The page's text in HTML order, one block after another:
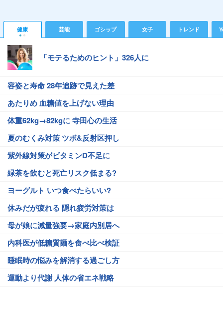
健康 芸能 ゴシップ 女子 トレンド
「モテるためのヒント」326人に
容姿と寿命 28年追跡で見えた差
あたりめ 血糖値を上げない理由
体重62kg→82kgに 寺田心の生活
夏のむくみ対策 ツボ&反射区押し
紫外線対策がビタミンD不足に
緑茶を飲むと死亡リスク低まる?
ヨーグルト いつ食べたらいい?
休みだが疲れる 隠れ疲労対策は
母が娘に減量強要→家庭内別居へ
内科医が低糖質麺を食べ比べ検証
睡眠時の悩みを解消する過ごし方
運動より代謝 人体の省エネ戦略